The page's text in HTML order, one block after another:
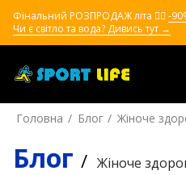
Фінальний РОЗПРОДАЖ літа ❤️‍🔥 -
Чи є світло та вода? Дивись тут →
Головна Блог Жіноче
Блог / Жіноче